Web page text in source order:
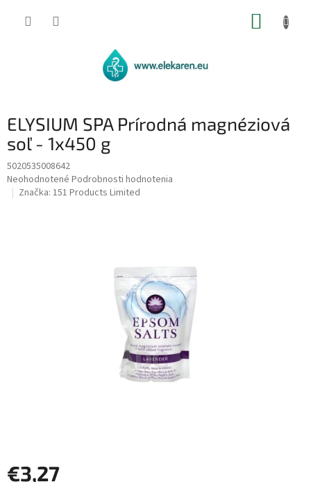
ELYSIUM SPA Prírodná magnéziová
soľ - 1x450 g
5020535008642
Priemerné
hodnotenie
Neohodnotené Podrobnosti hodnotenia
Značka: 151 Products Limited
€3,27